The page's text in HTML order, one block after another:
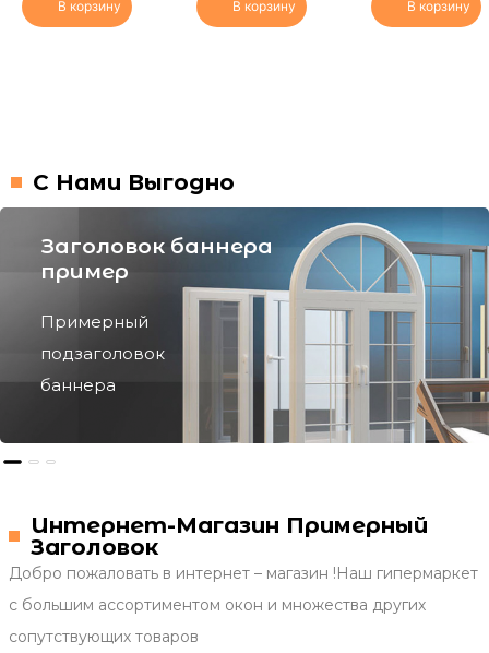
В корзину В корзину В корзину
С Нами Выгодно
Интернет-Магазин Примерный
Заголовок
Добро пожаловать в интернет – магазин !Наш гипермаркет
с большим ассортиментом окон и множества других
сопутствующих товаров